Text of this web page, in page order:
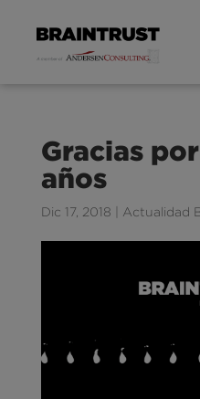
Gracias
años
Dic 17, 2018 Actualidad